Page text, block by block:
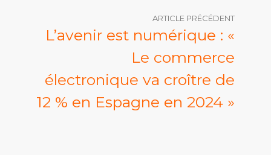
ARTICLE PRÉCÉDENT
L’avenir est numérique : «
Le commerce
électronique va croître de
12 % en Espagne en 2024 »